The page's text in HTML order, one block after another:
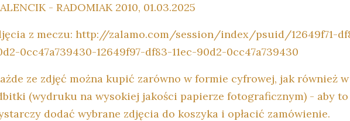
- RADOMIAK 2010, 01.03.2025
z meczu: http://zalamo.com/session/index/psuid/12649f71-
0cc47a739430-12649f97-df83-11ec-90d2-0cc47a739430
ze zdjęć można kupić zarówno w formie cyfrowej, jak również
(wydruku na wysokiej jakości papierze fotograficznym) - aby
dodać wybrane zdjęcia do koszyka i opłacić zamówienie.